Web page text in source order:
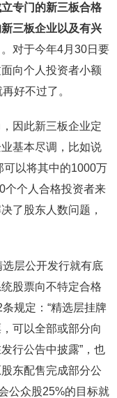
立专门的新三板合格
三板企业以及有兴
。对于今年4月30日要
向个人投资者小额
好不过了。
因此新三板企业定
基本尽调，比如说
可以将其中的1000万
个个人合格投资者来
了股东人数问题，
层公开发行就有底
股票向不特定合格
规定：“精选层挂牌
可以全部或部分向
行公告中披露”，也
东配售完成部分公
公众股25%的目标就